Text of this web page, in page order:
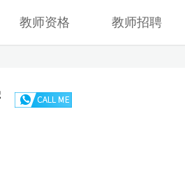
教师资格 教师招聘